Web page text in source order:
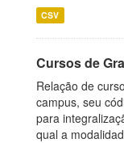
CSV
Cursos de
Relação de
campus, seu
para
qual a